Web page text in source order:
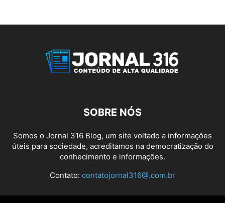
SOBRE NÓS
Somos o Jornal 316 Blog, um site voltado a informações
úteis para sociedade, acreditamos na democratização do
conhecimento e informações.
Contato: contatojornal316@.com.br